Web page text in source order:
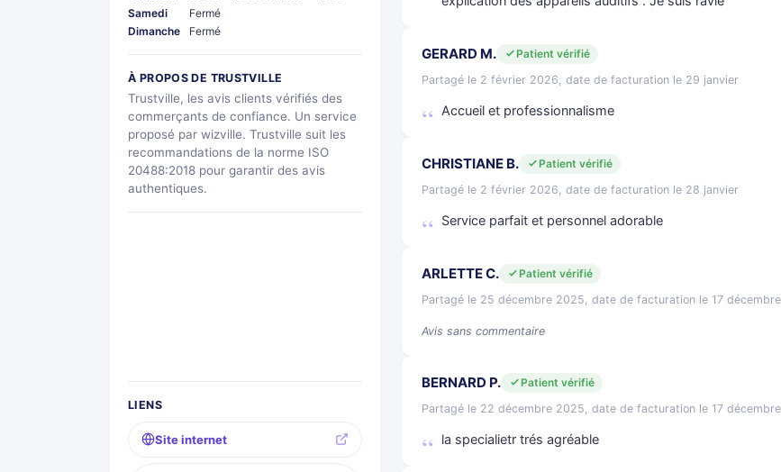
Samedi
Fermé
Dimanche
Fermé
À PROPOS DE TRUSTVILLE
Trustville, les avis clients vérifiés des
commerçants de confiance. Un service
proposé par wizville. Trustville suit les
recommandations de la norme ISO
20488:2018 pour garantir des avis
authentiques.
LIENS
Site internet
GERARD M.
Patient vérifié
Partagé le 2 février 2026, date de facturation le 29 janvier
Accueil et professionnalisme
CHRISTIANE B.
Patient vérifié
Partagé le 2 février 2026, date de facturation le 28 janvier
Service parfait et personnel adorable
ARLETTE C.
Patient vérifié
Partagé le 25 décembre 2025, date de facturation le 17 décembre
Avis sans commentaire
BERNARD P.
Patient vérifié
Partagé le 22 décembre 2025, date de facturation le 17 décembre
la specialietr trés agréable